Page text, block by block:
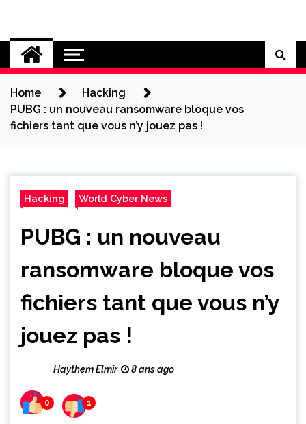
content
Cybersecurity News
Home
Hacking
PUBG : un nouveau ransomware bloque vos
fichiers tant que vous n’y jouez pas !
Hacking World Cyber News
PUBG : un nouveau
ransomware bloque vos
fichiers tant que vous n’y
jouez pas !
Haythem Elmir 8 ans ago
0 1